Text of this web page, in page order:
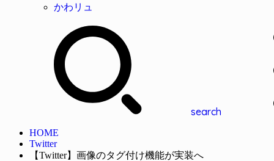
かわリュ
search
HOME
Twitter
【Twitter】画像のタグ付け機能が実装へ